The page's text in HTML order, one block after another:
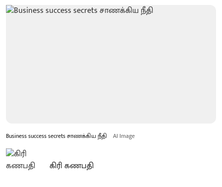
Business success secrets சாணக்கிய நீதி AI Image
கிரி கணபதி